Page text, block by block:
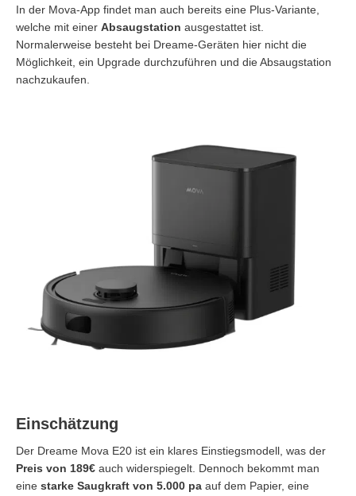
In der Mova-App findet man auch bereits eine Plus-Variante,
welche mit einer Absaugstation ausgestattet ist.
Normalerweise besteht bei Dreame-Geräten hier nicht die
Möglichkeit, ein Upgrade durchzuführen und die Absaugstation
nachzukaufen.
Einschätzung
Der Dreame Mova E20 ist ein klares Einstiegsmodell, was der
Preis von 189€ auch widerspiegelt. Dennoch bekommt man
eine starke Saugkraft von 5.000 pa auf dem Papier, eine